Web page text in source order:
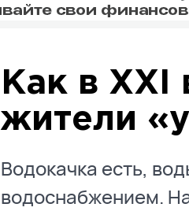
Как в
жители
Водокачка есть,
водоснабжением.